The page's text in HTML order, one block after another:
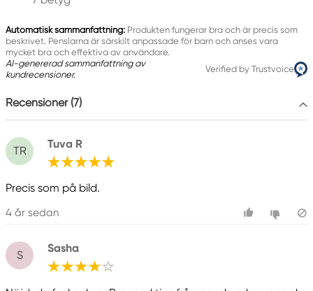
Automatisk sammanfattning: Produkten fungerar bra och är precis som
beskrivet. Penslarna är särskilt anpassade för barn och anses vara
mycket bra och effektiva av användare.
AI-genererad sammanfattning av
kundrecensioner.
Verified by Trustvoice
Recensioner (7)
TR
Tuva R
Precis som på bild.
4 år sedan
S
Sasha